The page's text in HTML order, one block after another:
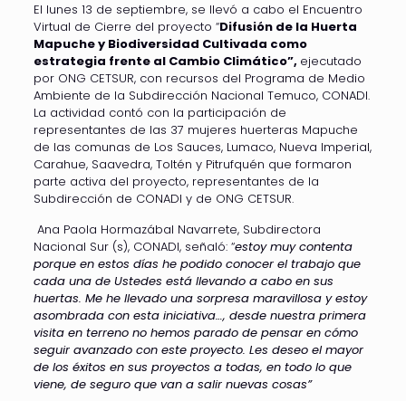
El lunes 13 de septiembre, se llevó a cabo el Encuentro
Virtual de Cierre del proyecto “Difusión de la Huerta
Mapuche y Biodiversidad Cultivada como
estrategia frente al Cambio Climático”, ejecutado
por ONG CETSUR, con recursos del Programa de Medio
Ambiente de la Subdirección Nacional Temuco, CONADI.
La actividad contó con la participación de
representantes de las 37 mujeres huerteras Mapuche
de las comunas de Los Sauces, Lumaco, Nueva Imperial,
Carahue, Saavedra, Toltén y Pitrufquén que formaron
parte activa del proyecto, representantes de la
Subdirección de CONADI y de ONG CETSUR.
Ana Paola Hormazábal Navarrete, Subdirectora
Nacional Sur (s), CONADI, señaló: “estoy muy contenta
porque en estos días he podido conocer el trabajo que
cada una de Ustedes está llevando a cabo en sus
huertas. Me he llevado una sorpresa maravillosa y estoy
asombrada con esta iniciativa…, desde nuestra primera
visita en terreno no hemos parado de pensar en cómo
seguir avanzado con este proyecto. Les deseo el mayor
de los éxitos en sus proyectos a todas, en todo lo que
viene, de seguro que van a salir nuevas cosas”